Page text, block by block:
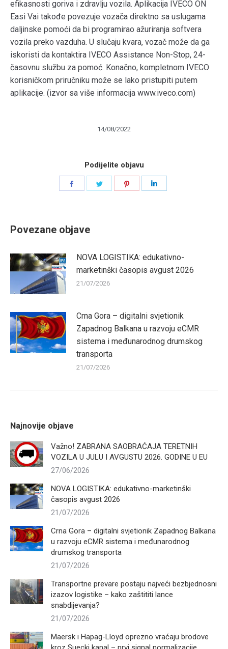
efikasnosti goriva i zdravlju vozila. Aplikacija IVECO ON
Easi Vai takođe povezuje vozača direktno sa uslugama
daljinske pomoći da bi programirao ažuriranja softvera
vozila preko vazduha. U slučaju kvara, vozač može da ga
iskoristi da kontaktira IVECO Assistance Non-Stop, 24-
časovnu službu za pomoć. Konačno, kompletnom IVECO
korisničkom priručniku može se lako pristupiti putem
aplikacije. (izvor sa više informacija www.iveco.com)
14/08/2022
Podijelite objavu
Povezane objave
NOVA LOGISTIKA: edukativno-
marketinški časopis avgust 2026
21/07/2026
Crna Gora – digitalni svjetionik
Zapadnog Balkana u razvoju eCMR
sistema i međunarodnog drumskog
transporta
21/07/2026
Najnovije objave
Važno! ZABRANA SAOBRAĆAJA TERETNIH
VOZILA U JULU I AVGUSTU 2026. GODINE U EU
27/06/2026
NOVA LOGISTIKA: edukativno-marketinški
časopis avgust 2026
21/07/2026
Crna Gora – digitalni svjetionik Zapadnog Balkana
u razvoju eCMR sistema i međunarodnog
drumskog transporta
21/07/2026
Transportne prevare postaju najveći bezbjednosni
izazov logistike – kako zaštititi lance
snabdijevanja?
21/07/2026
Maersk i Hapag-Lloyd oprezno vraćaju brodove